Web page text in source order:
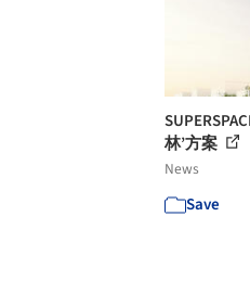
林’方案
News
Save